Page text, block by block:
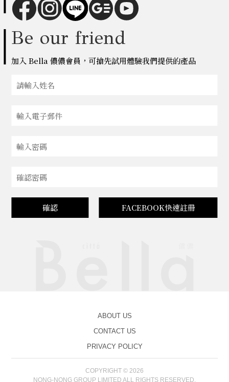
Be our friend
加入 Bella 儂儂會員，可搶先試用體驗我們提供的產品
確認 FACEBOOK快速註冊
ABOUT US
CONTACT US
PRIVACY POLICY
COPYRIGHT © 2026
NONG-NONG GROUP LIMITED ALL RIGHTS RESERVED.